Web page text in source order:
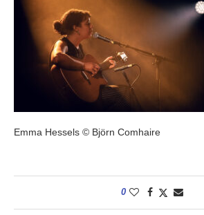
Emma Hessels © Björn Comhaire
0